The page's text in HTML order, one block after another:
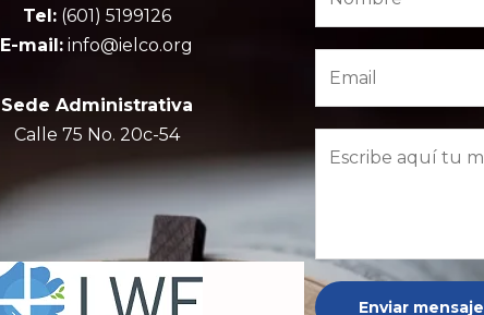
Tel:(601) 5199126
E-mail: info@ielco.org
Sede Administrativa
Calle 75 No. 20c-54
Enviar mensaje